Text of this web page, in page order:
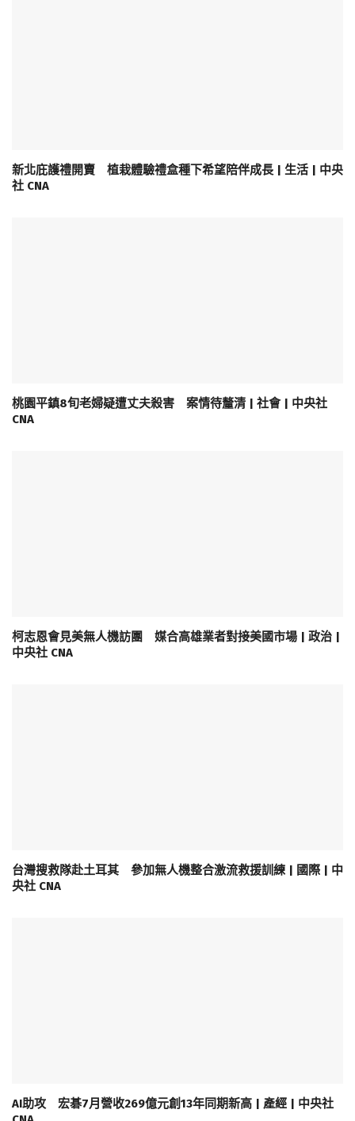
新北庇護禮開賣 植栽體驗禮盒種下希望陪伴成長 | 生活 | 中央
社 CNA
桃園平鎮8旬老婦疑遭丈夫殺害 案情待釐清 | 社會 | 中央社
CNA
柯志恩會見美無人機訪團 媒合高雄業者對接美國市場 | 政治 |
中央社 CNA
台灣搜救隊赴土耳其 參加無人機整合激流救援訓練 | 國際 | 中
央社 CNA
AI助攻 宏碁7月營收269億元創13年同期新高 | 產經 | 中央社